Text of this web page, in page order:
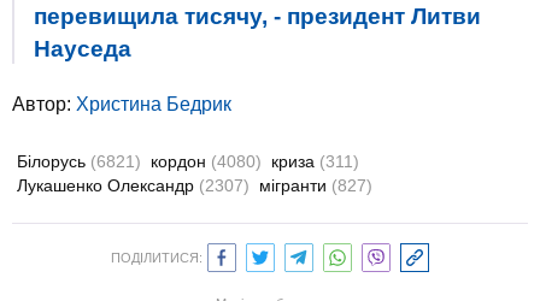
перевищила тисячу, - президент Литви
Науседа
Автор: Христина Бедрик
Білорусь (6821) кордон (4080) криза (311)
Лукашенко Олександр (2307) мігранти (827)
ПОДІЛИТИСЯ: